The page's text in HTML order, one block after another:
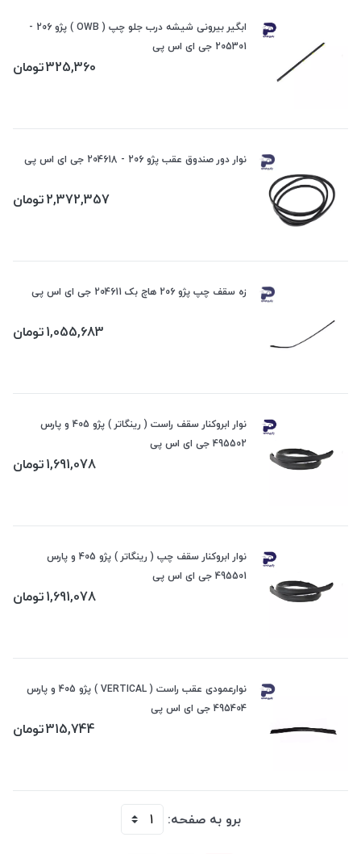
ابگیر بیرونی شیشه درب جلو چپ ( OWB ) پژو 206 -
205301 جی ای اس پی
325,360تومان
نوار دور صندوق عقب پژو 206 - 204618 جی ای اس پی
2,372,357تومان
زه سقف چپ پژو 206 هاچ بک 204611 جی ای اس پی
1,055,683تومان
نوار ابروکنار سقف راست ( رینگاتر ) پژو 405 و پارس
495502 جی ای اس پی
1,691,078تومان
نوار ابروکنار سقف چپ ( رینگاتر ) پژو 405 و پارس
495501 جی ای اس پی
1,691,078تومان
نوارعمودی عقب راست ( VERTICAL ) پژو 405 و پارس
495404 جی ای اس پی
315,744تومان
برو به صفحه: